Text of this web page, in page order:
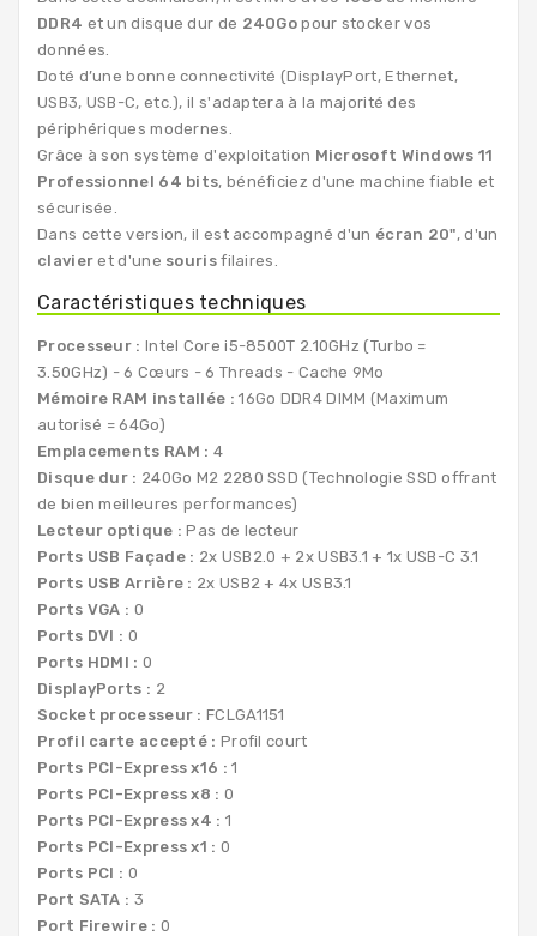
DDR4 et un disque dur de 240Go pour stocker vos
données.
Doté d’une bonne connectivité (DisplayPort, Ethernet,
USB3, USB-C, etc.), il s'adaptera à la majorité des
périphériques modernes.
Grâce à son système d'exploitation Microsoft Windows 11
Professionnel 64 bits, bénéficiez d'une machine fiable et
sécurisée.
Dans cette version, il est accompagné d'un écran 20", d'un
clavier et d'une sourisfilaires.
Caractéristiques techniques
Processeur : Intel Core i5-8500T 2.10GHz (Turbo =
3.50GHz) - 6 Cœurs - 6 Threads - Cache 9Mo
Mémoire RAM installée :16Go DDR4 DIMM (Maximum
autorisé = 64Go)
Emplacements RAM : 4
Disque dur : 240Go M2 2280 SSD (Technologie SSD offrant
de bien meilleures performances)
Lecteur optique : Pas de lecteur
Ports USB Façade : 2x USB2.0 + 2x USB3.1 + 1x USB-C 3.1
Ports USB Arrière : 2x USB2 + 4x USB3.1
Ports VGA : 0
Ports DVI : 0
Ports HDMI : 0
DisplayPorts : 2
Socket processeur : FCLGA1151
Profil carte accepté : Profil court
Ports PCI-Express x16 : 1
Ports PCI-Express x8 : 0
Ports PCI-Express x4 : 1
Ports PCI-Express x1 : 0
Ports PCI : 0
Port SATA : 3
Port Firewire : 0